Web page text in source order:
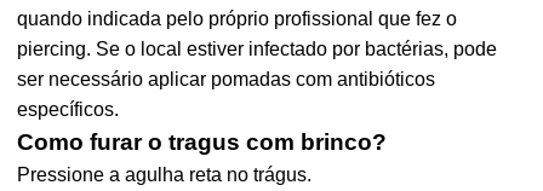
quando indicada pelo próprio profissional que fez o
piercing. Se o local estiver infectado por bactérias, pode
ser necessário aplicar pomadas com antibióticos
específicos.
Como furar o tragus com brinco?
Pressione a agulha reta no trágus.